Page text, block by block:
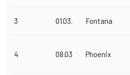
3 01.03. Fontana
4 08.03 Phoenix